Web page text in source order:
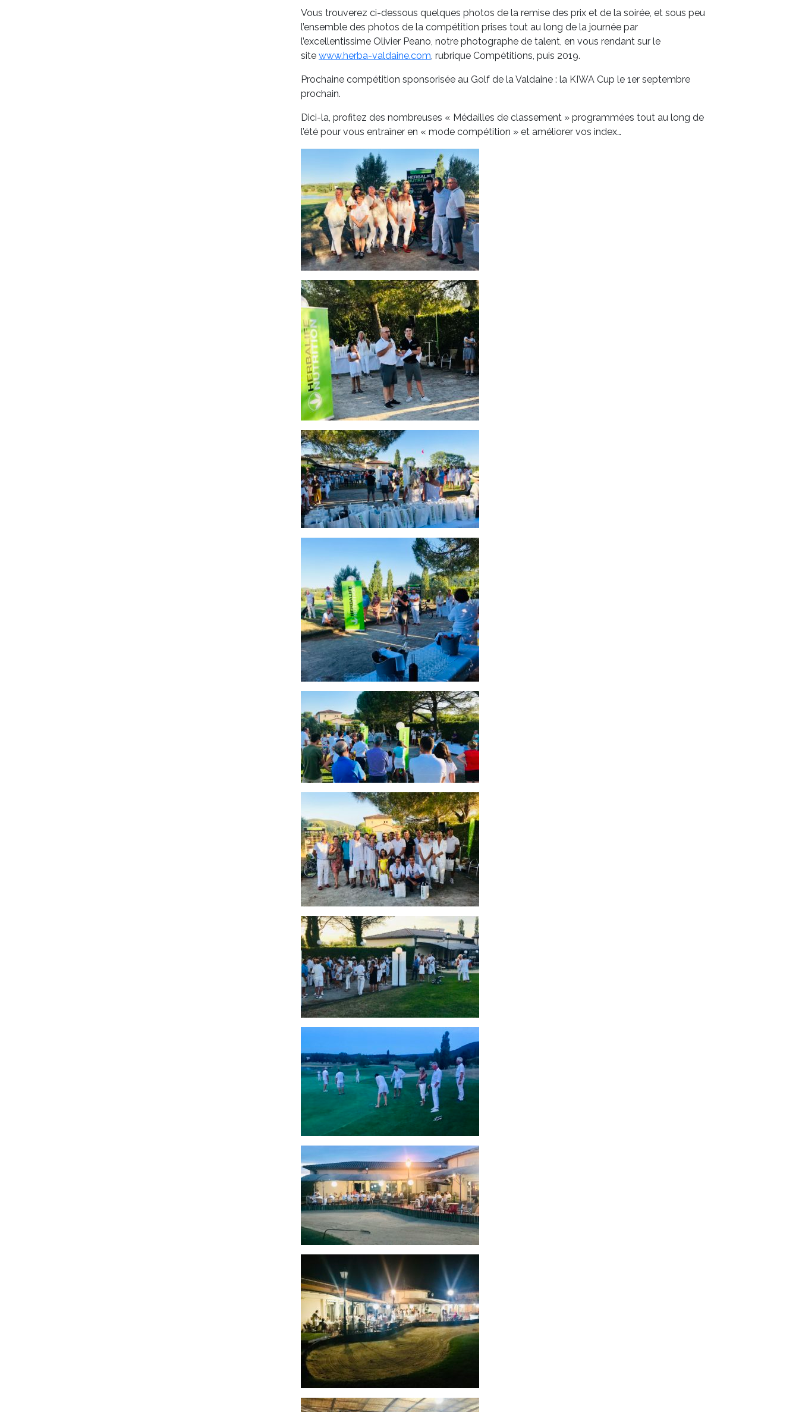
Vous trouverez ci-dessous quelques photos de la remise des prix et de la soirée, et sous peu
l’ensemble des photos de la compétition prises tout au long de la journée par
l’excellentissime Olivier Peano, notre photographe de talent, en vous rendant sur le
site www.herba-valdaine.com, rubrique Compétitions, puis 2019.
Prochaine compétition sponsorisée au Golf de la Valdaine : la KIWA Cup le 1er septembre
prochain.
Dici-la, profitez des nombreuses « Médailles de classement » programmées tout au long de
l’été pour vous entraîner en « mode compétition » et améliorer vos index…